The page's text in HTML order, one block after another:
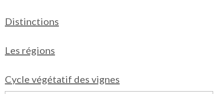
Distinctions
Les régions
Cycle végétatif des vignes